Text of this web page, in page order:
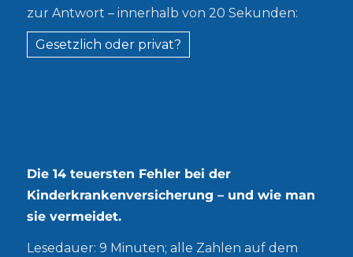
zur Antwort – innerhalb von 20 Sekunden:
Gesetzlich oder privat?
Die 14 teuersten Fehler bei der
Kinderkrankenversicherung – und wie man
sie vermeidet.
Lesedauer: 9 Minuten; alle Zahlen auf dem